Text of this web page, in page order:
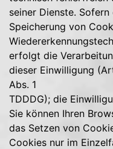
seiner Dienste.
Speicherung von
erfolgt die
dieser Einwilligung
Abs. 1
TDDDG); die
Sie können Ihren
das Setzen von
Cookies nur im